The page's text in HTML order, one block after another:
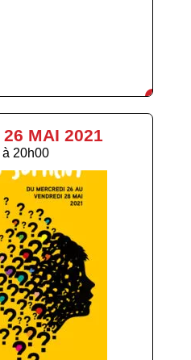
26 MAI 2021
à 20h00